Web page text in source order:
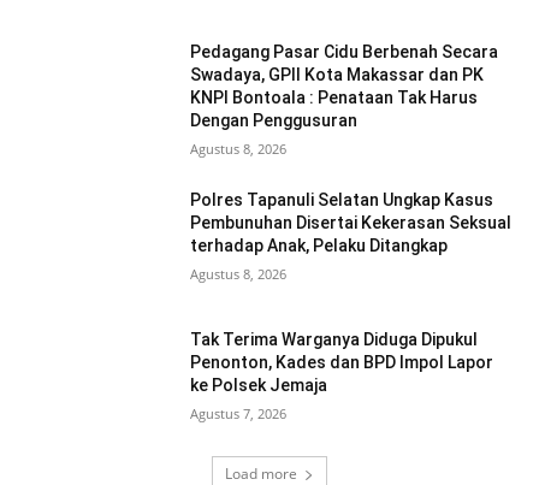
Pedagang Pasar Cidu Berbenah Secara
Swadaya, GPII Kota Makassar dan PK
KNPI Bontoala : Penataan Tak Harus
Dengan Penggusuran
Agustus 8, 2026
Polres Tapanuli Selatan Ungkap Kasus
Pembunuhan Disertai Kekerasan Seksual
terhadap Anak, Pelaku Ditangkap
Agustus 8, 2026
Tak Terima Warganya Diduga Dipukul
Penonton, Kades dan BPD Impol Lapor
ke Polsek Jemaja
Agustus 7, 2026
Load more